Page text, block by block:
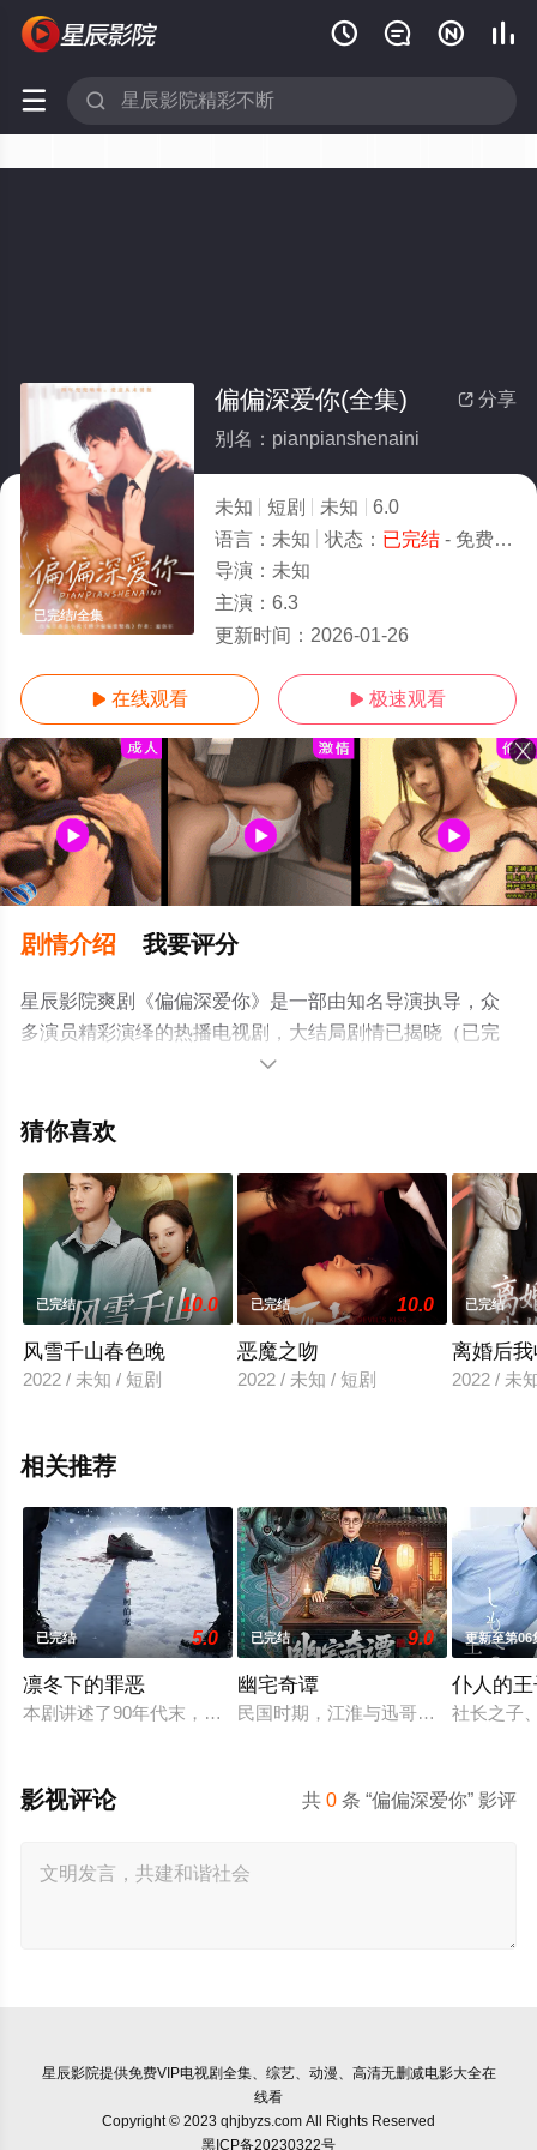
   
 
已完结/全集
 分享
偏偏深爱你(全集)
别名：pianpianshenaini
未知 短剧 未知
6.0
语言： 未知 状态： 已完结- 免费在线观看
导演： 未知
主演： 6.3
更新时间： 2026-01-26
 在线观看  极速观看
剧情介绍 我要评分
星辰影院爽剧《偏偏深爱你》是一部由知名导演执导，众
多演员精彩演绎的热播电视剧，大结局剧情已揭晓（已完
结），手机免费观看高清未删减完整版电视剧全集就上星
步至豆瓣电视剧、电视猫或剧情网等平台了解。

猜你喜欢
已完结 10.0
风雪千山春色晚
2022 / 未知 / 短剧
已完结 10.0
恶魔之吻
2022 / 未知 / 短剧
已完结
离婚后
2022 / 未
相关推荐
已完结 5.0
凛冬下的罪恶
本剧讲述了90年代末，怒河市刑侦支队在无普及监控、无DNA
已完结 9.0
幽宅奇谭
民国时期，江淮与迅哥组成说书班子
更新至第06
仆人的
社长之子
共0 条 “偏偏深爱你” 影评
影视评论
星辰影院提供免费VIP电视剧全集、综艺、动漫、高清无删减电影大全在
线看
Copyright © 2023 qhjbyzs.com All Rights Reserved
黑ICP备20230322号